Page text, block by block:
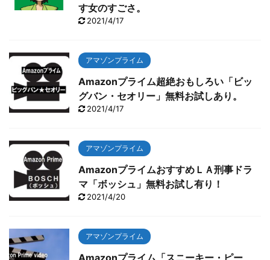
す女のすごさ。
2021/4/17
アマゾンプライム
Amazonプライム超絶おもしろい「ビッ
グバン・セオリー」無料お試しあり。
2021/4/17
アマゾンプライム
AmazonプライムおすすめＬＡ刑事ドラ
マ「ボッシュ」無料お試し有り！
2021/4/20
アマゾンプライム
Amazonプライム「スニーキー・ピー